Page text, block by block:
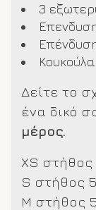
3
Δείτε το
ένα δικό
μέρος.
XS
S στήθος
M στήθος